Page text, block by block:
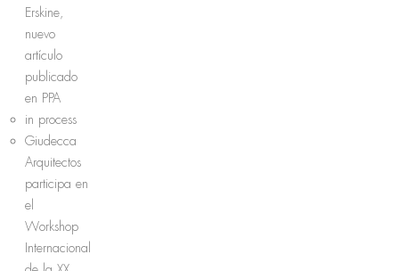
Erskine,
nuevo
artículo
publicado
en PPA
in process
Giudecca
Arquitectos
participa en
el
Workshop
Internacional